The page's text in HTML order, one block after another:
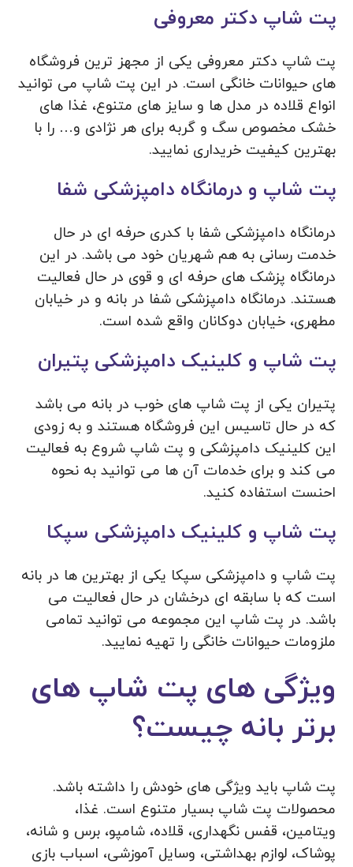
پت شاپ دکتر معروفی
پت شاپ دکتر معروفی یکی از مجهز ترین فروشگاه
های حیوانات خانگی است. در این پت شاپ می توانید
انواع قلاده در مدل ها و سایز های متنوع، غذا های
خشک مخصوص سگ و گربه برای هر نژادی و… را با
بهترین کیفیت خریداری نمایید.
پت شاپ و درمانگاه دامپزشکی شفا
درمانگاه دامپزشکی شفا با کدری حرفه ای در حال
خدمت رسانی به هم شهریان خود می باشد. در این
درمانگاه پزشک های حرفه ای و قوی در حال فعالیت
هستند. درمانگاه دامپزشکی شفا در بانه و در خیابان
مطهری، خیابان دوکانان واقع شده است.
پت شاپ و کلینیک دامپزشکی پتیران
پتیران یکی از پت شاپ های خوب در بانه می باشد
که در حال تاسیس این فروشگاه هستند و به زودی
این کلینیک دامپزشکی و پت شاپ شروع به فعالیت
می کند و برای خدمات آن ها می توانید به نحوه
احنست استفاده کنید.
پت شاپ و کلینیک دامپزشکی سپکا
پت شاپ و دامپزشکی سپکا یکی از بهترین ها در بانه
است که با سابقه ای درخشان در حال فعالیت می
باشد. در پت شاپ این مجموعه می توانید تمامی
ملزومات حیوانات خانگی را تهیه نمایید.
ویژگی های پت شاپ های
برتر بانه چیست؟
پت شاپ باید ویژگی های خودش را داشته باشد.
محصولات پت شاپ بسیار متنوع است. غذا،
ویتامین، قفس نگهداری، قلاده، شامپو، برس و شانه،
پوشاک، لوازم بهداشتی، وسایل آموزشی، اسباب بازی